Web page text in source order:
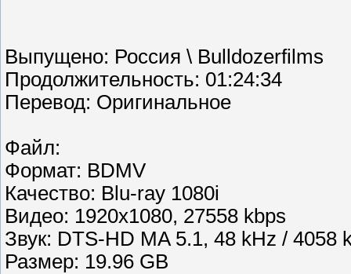
Выпущено: Россия \ Bulldozerfilms
Продолжительность: 01:24:34
Перевод: Оригинальное
Файл:
Формат: BDMV
Качество: Blu-ray 1080i
Видео: 1920x1080, 27558 kbps
Звук: DTS-HD MA 5.1, 48 kHz / 4058
Размер: 19.96 GB